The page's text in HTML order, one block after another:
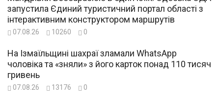
запустила Єдиний туристичний портал області з
інтерактивним конструктором маршрутів
07.08.26 10260 0
На Ізмаїльщині шахраї зламали WhatsApp
чоловіка та «зняли» з його карток понад 110 тисяч
гривень
07.08.26 13176 0